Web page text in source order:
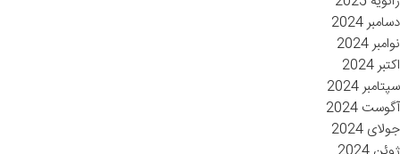
دسامبر 2024
نوامبر 2024
اکتبر 2024
سپتامبر 2024
آگوست 2024
جولای 2024